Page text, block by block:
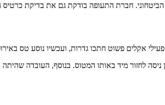
הביטחוני. חברת התעופה בודקת גם את בדיקת כרטיס
אקלים פשוט חתכו גדרות, ועכשיו נוסע טס
לחזור מיד באותו המטוס. בנוסף, העובדה שהיתה